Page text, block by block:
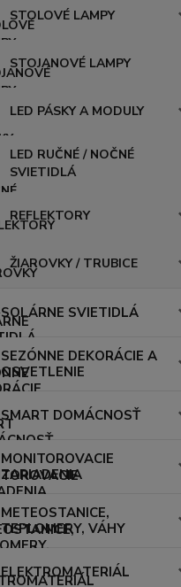
STOLOVÉ LAMPY
STOJANOVÉ LAMPY
LED PÁSKY A MODULY
LED RUČNÉ / NOČNÉ
SVIETIDLÁ
REFLEKTORY
ŽIAROVKY / TRUBICE
SOLÁRNE SVIETIDLÁ
SEZÓNNE DEKORÁCIE A
OSVETLENIE
SMART DOMÁCNOSŤ
MONITOROVACIE
ZARIADENIA
METEOSTANICE,
TEPLOMERY, VÁHY
ELEKTROMATERIÁL